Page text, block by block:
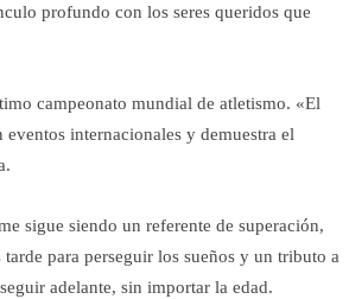
profundo con los seres queridos que
campeonato mundial de atletismo. «El
internacionales y demuestra el
sigue siendo un referente de superación,
para perseguir los sueños y un tributo a
adelante, sin importar la edad.